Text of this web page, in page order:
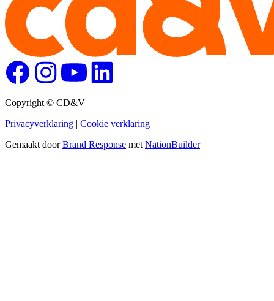
Copyright © CD&V
Privacyverklaring | Cookie verklaring
Gemaakt doorBrand Response met NationBuilder